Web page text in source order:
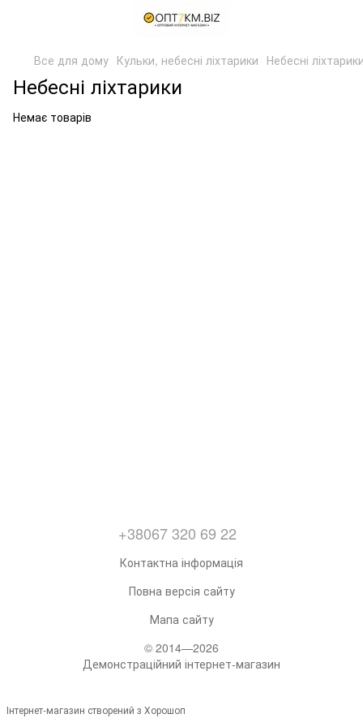
Все для дому Кульки, небесні ліхтарики Небесні
Небесні ліхтарики
Немає товарів
+38067 320 69 22
Контактна інформація
Повна версія сайту
Мапа сайту
© 2014—2026
Демонстраційний інтернет-магазин
Інтернет-магазин створений з Хорошоп